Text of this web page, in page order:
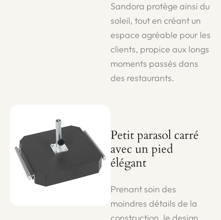
Sandora protège ainsi du
soleil, tout en créant un
espace agréable pour les
clients, propice aux longs
moments passés dans
des restaurants.
Petit parasol carré
avec un pied
élégant
Prenant soin des
moindres détails de la